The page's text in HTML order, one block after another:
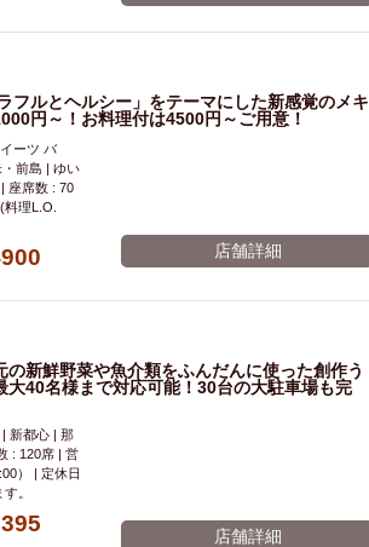
フルとヘルシー」をテーマにした新感覚のメキ
円～！お料理付は4500円～ご用意！
ーツ バ
前島 | ゆい
座席数 : 70
理L.O.
店舗詳細
新鮮野菜や魚介類をふんだんに使った創作う
40名様まで対応可能！30台の大駐車場も完
新都心 | 那
: 120席 | 営
） | 定休日
。
店舗詳細